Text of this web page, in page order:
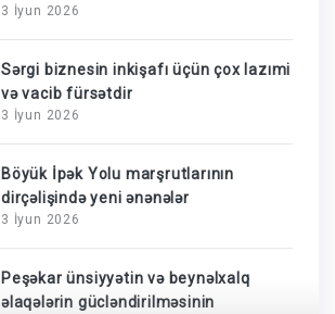
3 İyun 2026
Sərgi biznesin inkişafı üçün çox lazımi
və vacib fürsətdir
3 İyun 2026
Böyük İpək Yolu marşrutlarının
dirçəlişində yeni ənənələr
3 İyun 2026
Peşəkar ünsiyyətin və beynəlxalq
əlaqələrin gücləndirilməsinin